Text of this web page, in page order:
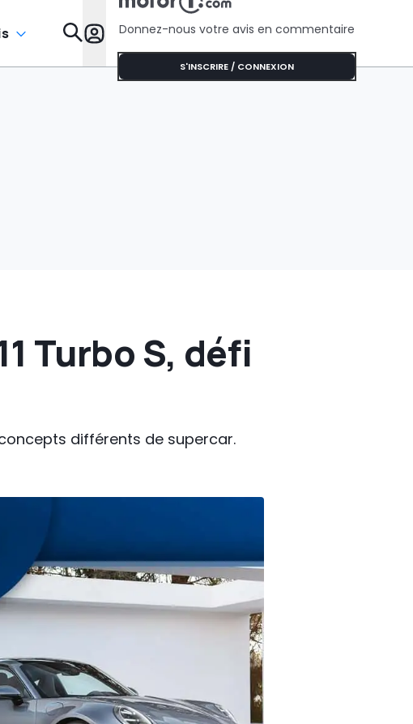
Donnez-nous votre avis en commentaire
S'INSCRIRE / CONNEXION
Turbo S, défi
différents de supercar.